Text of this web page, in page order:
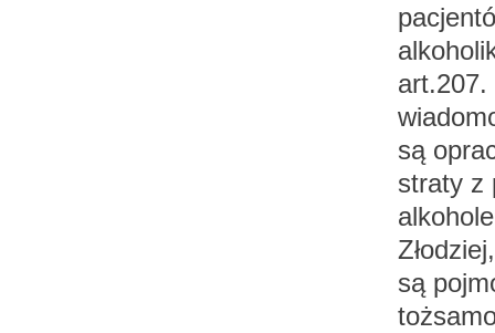
art.207.
są
straty z
są